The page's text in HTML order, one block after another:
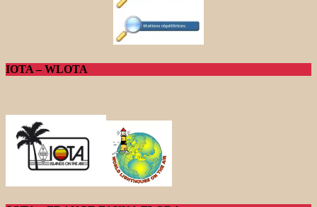
IOTA – WLOTA